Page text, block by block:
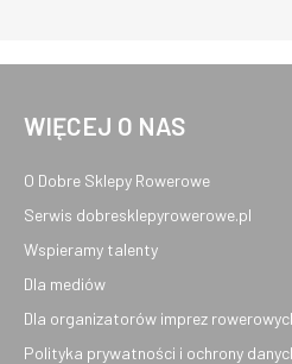
WIĘCEJ O NAS
O Dobre Sklepy Rowerowe
Serwis dobresklepyrowerowe.pl
Wspieramy talenty
Dla mediów
Dla organizatorów imprez
Polityka prywatności i ochrony